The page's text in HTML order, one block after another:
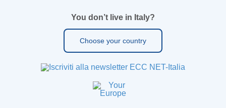
You don’t live in Italy?
Choose your country